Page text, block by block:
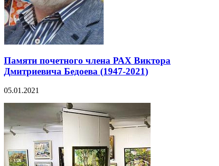
Памяти почетного члена РАХ Виктора
Дмитриевича Бедоева (1947-2021)
05.01.2021